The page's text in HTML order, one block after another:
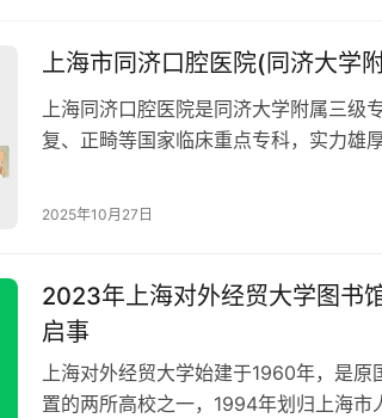
上海市同济口腔医院(同济大学
上海同济口腔医院是同济大学附属三级
复、正畸等国家临床重点专科，实力雄
2025年10月27日
2023年上海对外经贸大学图书
启事
上海对外经贸大学始建于1960年，是
置的两所高校之一，1994年划归上海